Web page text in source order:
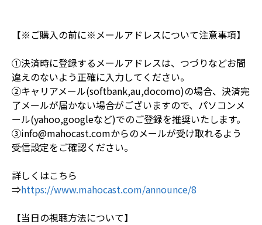
【※ご購入の前に※メールアドレスについて注意事項】
①決済時に登録するメールアドレスは、つづりなどお間
違えのないよう正確に入力してください。
②キャリアメール(softbank,au,docomo)の場合、決済完
了メールが届かない場合がございますので、パソコンメ
ール(yahoo,googleなど)でのご登録を推奨いたします。
③info@mahocast.comからのメールが受け取れるよう
受信設定をご確認ください。
詳しくはこちら
⇒https://www.mahocast.com/announce/8
【当日の視聴方法について】